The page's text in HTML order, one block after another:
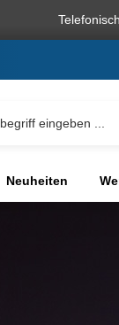
Neuheiten